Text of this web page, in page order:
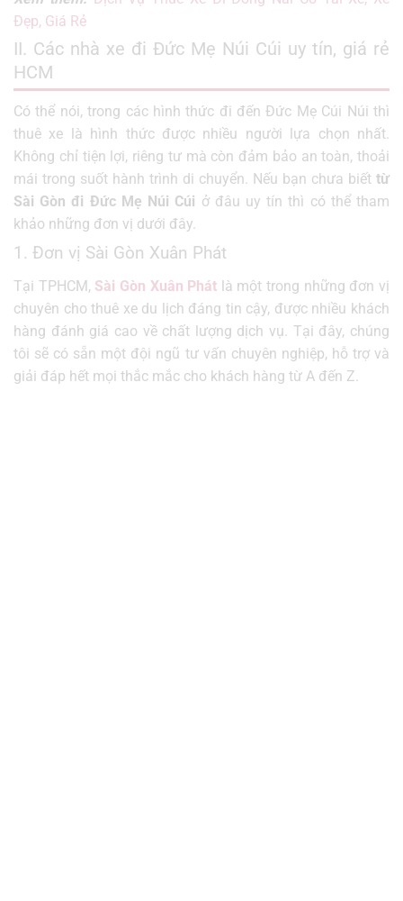
Đẹp, Giá Rẻ
II. Các nhà xe đi Đức Mẹ Núi Cúi uy tín, giá rẻ
HCM
Có thể nói, trong các hình thức đi đến Đức Mẹ Cúi Núi thì
thuê xe là hình thức được nhiều người lựa chọn nhất.
Không chỉ tiện lợi, riêng tư mà còn đảm bảo an toàn, thoải
mái trong suốt hành trình di chuyển. Nếu bạn chưa biết từ
Sài Gòn đi Đức Mẹ Núi Cúi ở đâu uy tín thì có thể tham
khảo những đơn vị dưới đây.
1. Đơn vị Sài Gòn Xuân Phát
Tại TPHCM, Sài Gòn Xuân Phát là một trong những đơn vị
chuyên cho thuê xe du lịch đáng tin cậy, được nhiều khách
hàng đánh giá cao về chất lượng dịch vụ. Tại đây, chúng
tôi sẽ có sẵn một đội ngũ tư vấn chuyên nghiệp, hỗ trợ và
giải đáp hết mọi thắc mắc cho khách hàng từ A đến Z.